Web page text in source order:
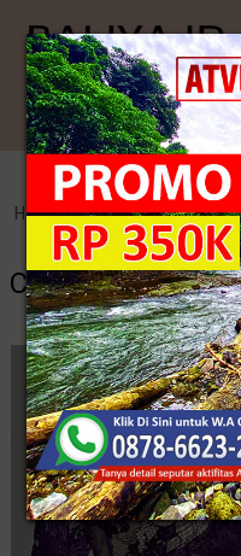
Kategori
Home >Kebaya Jadi >
Contoh Kebaya